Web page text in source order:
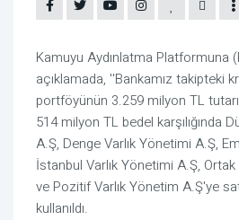
Kamuyu Aydınlatma Platformuna
açıklamada, ''Bankamız takipteki
portföyünün 3.259 milyon TL
514 milyon TL bedel karşılığında
A.Ş, Denge Varlık Yönetimi A.Ş,
İstanbul Varlık Yönetimi A.Ş,
ve Pozitif Varlık Yönetim A.Ş'ye
kullanıldı.